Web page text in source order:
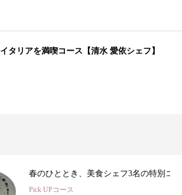
イタリアを満喫コース【清水 愛依シェフ】
春のひととき、美食シェフ3名の特別コース
Pick UPコース